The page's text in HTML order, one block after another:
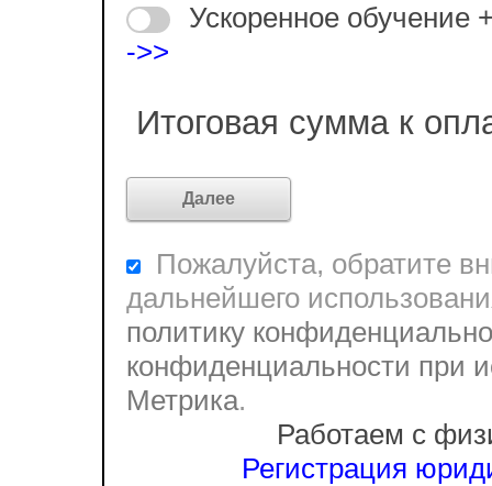
Ускоренное обучение
->>
Итоговая сумма к
Пожалуйста, обратите
дальнейшего
политику
конфиденциальности при
Метрика.
Работаем с
Регистрация